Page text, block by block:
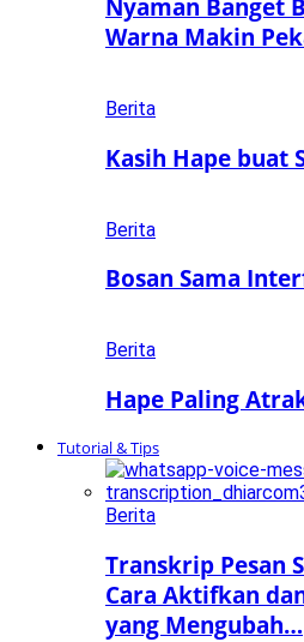
Nyaman Banget
Warna Makin
Berita
Kasih Hape buat
Berita
Bosan Sama
Berita
Hape Paling
Tutorial & Tips
Berita
Transkrip Pesan
Cara Aktifkan
yang Mengubah…